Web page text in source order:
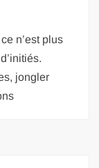
n’est plus
jongler